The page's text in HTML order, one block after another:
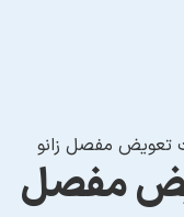
تعویض مفصل زانو
مفصل